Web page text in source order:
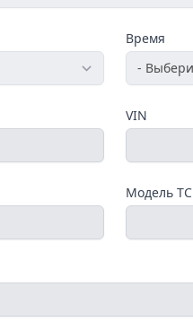
Время
VIN
Модель ТС